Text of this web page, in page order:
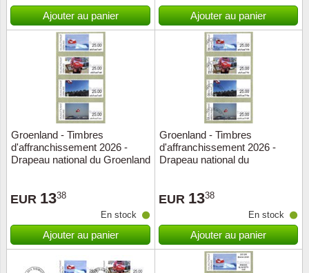
Ajouter au panier Ajouter au panier
Groenland - Timbres
d'affranchissement 2026 -
Drapeau national du Groenland
EUR 1338
En stock
Ajouter au panier
Groenland - Timbres
d'affranchissement 2026 -
Drapeau national du
EUR 1338
En stock
Ajouter au panier